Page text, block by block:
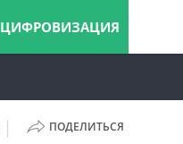
ЦИФРОВИЗАЦИЯ
| ПОДЕЛИТЬСЯ